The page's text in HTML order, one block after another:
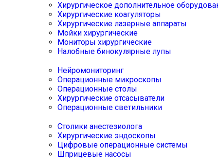
Хирургическое дополнительное
Хирургические коагуляторы
Хирургические лазерные аппараты
Мойки хирургические
Мониторы хирургические
Налобные бинокулярные лупы
Нейромониторинг
Операционные микроскопы
Операционные столы
Хирургические отсасыватели
Операционные светильники
Столики анестезиолога
Хирургические эндоскопы
Цифровые операционные системы
Шприцевые насосы